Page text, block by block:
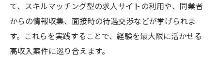
て、スキルマッチング型の求人サイトの利用や、同業者
からの情報収集、面接時の待遇交渉などが挙げられま
す。これらを実践することで、経験を最大限に活かせる
高収入案件に巡り合えます。